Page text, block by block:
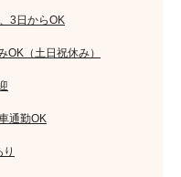
3日からOK
OK（土日祝休み）
通勤OK